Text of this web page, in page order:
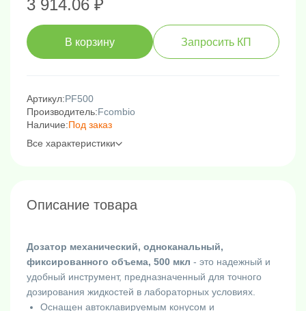
3 914.06 ₽
В корзину Запросить КП
Артикул:PF500
Производитель:Fcombio
Наличие:Под заказ
Все характеристики
Описание товара
Дозатор механический, одноканальный,
фиксированного объема, 500 мкл - это надежный и
удобный инструмент, предназначенный для точного
дозирования жидкостей в лабораторных условиях.
Оснащен автоклавируемым конусом и